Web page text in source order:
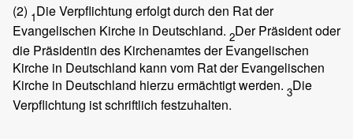
(2) 1Die Verpflichtung erfolgt durch den Rat der
Evangelischen Kirche in Deutschland. 2Der Präsident oder
die Präsidentin des Kirchenamtes der Evangelischen
Kirche in Deutschland kann vom Rat der Evangelischen
Kirche in Deutschland hierzu ermächtigt werden. 3Die
Verpflichtung ist schriftlich festzuhalten.